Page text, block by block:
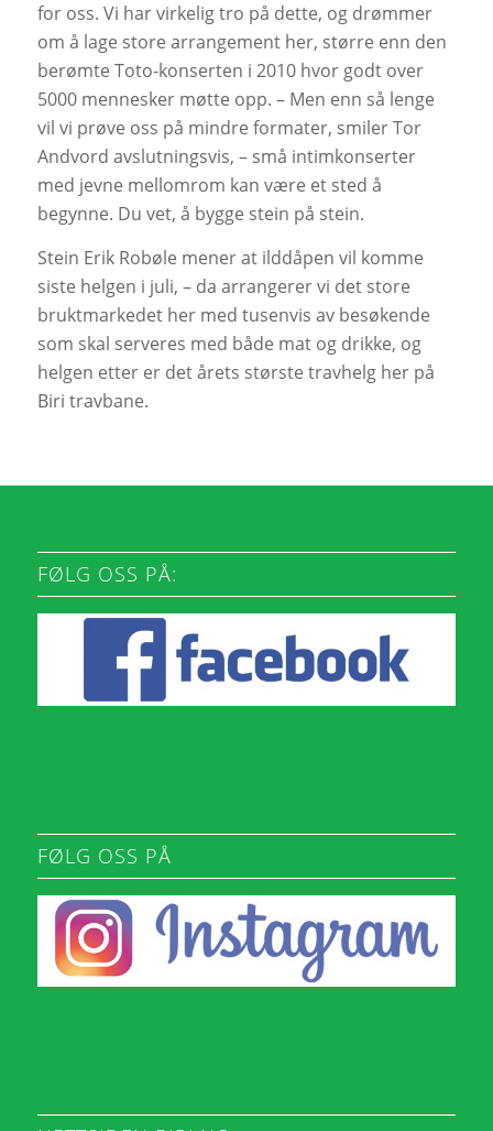
for oss. Vi har virkelig tro på dette, og drømmer
om å lage store arrangement her, større enn den
berømte Toto-konserten i 2010 hvor godt over
5000 mennesker møtte opp. – Men enn så lenge
vil vi prøve oss på mindre formater, smiler Tor
Andvord avslutningsvis, – små intimkonserter
med jevne mellomrom kan være et sted å
begynne. Du vet, å bygge stein på stein.
Stein Erik Robøle mener at ilddåpen vil komme
siste helgen i juli, – da arrangerer vi det store
bruktmarkedet her med tusenvis av besøkende
som skal serveres med både mat og drikke, og
helgen etter er det årets største travhelg her på
Biri travbane.
FØLG OSS PÅ:
FØLG OSS PÅ